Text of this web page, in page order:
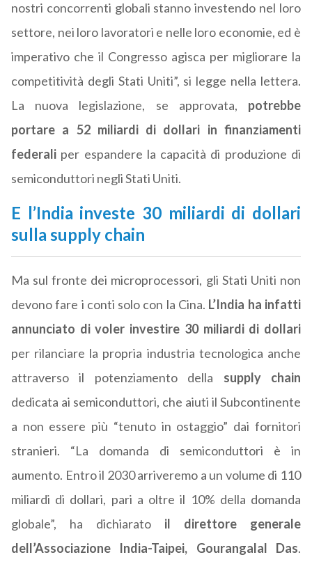
nostri concorrenti globali stanno investendo nel loro
settore, nei loro lavoratori e nelle loro economie, ed è
imperativo che il Congresso agisca per migliorare la
competitività degli Stati Uniti”, si legge nella lettera.
La nuova legislazione, se approvata, potrebbe
portare a 52 miliardi di dollari in finanziamenti
federaliper espandere la capacità di produzione di
semiconduttori negli Stati Uniti.
E l’India investe 30 miliardi di dollari
sulla supply chain
Ma sul fronte dei microprocessori, gli Stati Uniti non
devono fare i conti solo con la Cina. L’India ha infatti
annunciato di voler investire 30 miliardi di dollari
per rilanciare la propria industria tecnologica anche
attraverso il potenziamento della supply chain
dedicata ai semiconduttori, che aiuti il Subcontinente
a non essere più “tenuto in ostaggio” dai fornitori
stranieri. “La domanda di semiconduttori è in
aumento. Entro il 2030 arriveremo a un volume di 110
miliardi di dollari, pari a oltre il 10% della domanda
globale”, ha dichiarato il direttore generale
dell’Associazione India-Taipei, Gourangalal Das.